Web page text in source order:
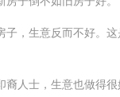
，生意反而不好。
人士，生意也做得